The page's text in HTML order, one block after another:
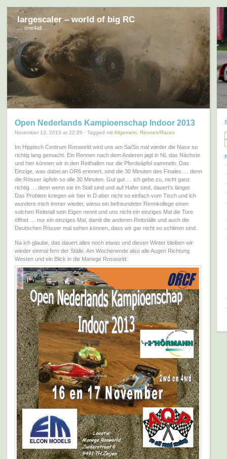
largescaler – world of big RC
… one4all …
Open Nederlands Kampioenschap Indoor 2013
November 13, 2013 at 22:26 · Tagged mitAllgemein Rennen/Races
Im Hippisch Centrum Rosworld wird uns am Sa/So mal wieder die Nase so
richtig lang gemacht. Ein Rennen nach dem Anderen jagt in NL das Nächste
und hier können wir in den Reithallen nur die Pferdeäpfel sammeln. Das
Einzige, was dabei an OR6 erinnert, sind die 30 Minuten des Finales … denn
die Rösser äpfeln so alle 30 Minuten. Gut gut … ich gebe zu, nicht ganz
richtig … denn wenn sie im Stall sind und auf Hafer sind, dauert’s länger.
Das Problem kriegen wir hier in D aber nicht so einfach vom Tisch und ich
wundere mich immer wieder, wieso ein befreundeter Rennkollege einen
solchen Reitstall sein Eigen nennt und uns nicht ein einziges Mal die Tore
öffnet … nur ein einziges Mal, damit die anderen Reitställe und auch die
Deutschen Rösser mal sehen können, dass wir gar nicht so schlimm sind.
Na ich glaube, das dauert alles noch etwas und diesen Winter bleiben wir
wieder einmal fern der Ställe. Am Wochenende also alle Augen Richtung
Westen und ein Blick in die Manege Rosworld: